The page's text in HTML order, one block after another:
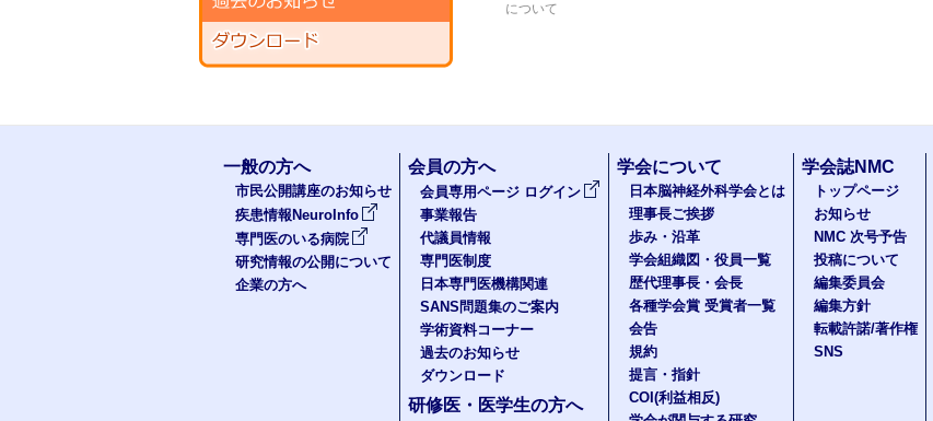
について
一般の方へ
市民公開講座のお知らせ
疾患情報NeuroInfo
専門医のいる病院
研究情報の公開について
企業の方へ
会員の方へ
会員専用ページ ログイン
事業報告
代議員情報
専門医制度
日本専門医機構関連
SANS問題集のご案内
学術資料コーナー
過去のお知らせ
ダウンロード
研修医・医学生の方へ
学会について
日本脳神経外科学会とは
理事長ご挨拶
歩み・沿革
学会組織図・役員一覧
歴代理事長・会長
各種学会賞 受賞者一覧
会告
規約
提言・指針
COI(利益相反)
学会誌NMC
トップページ
お知らせ
NMC 次号予告
投稿について
編集委員会
編集方針
転載許諾/著作権
SNS